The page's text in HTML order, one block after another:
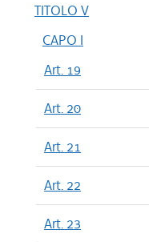
TITOLO V
CAPO I
Art. 19
Art. 20
Art. 21
Art. 22
Art. 23